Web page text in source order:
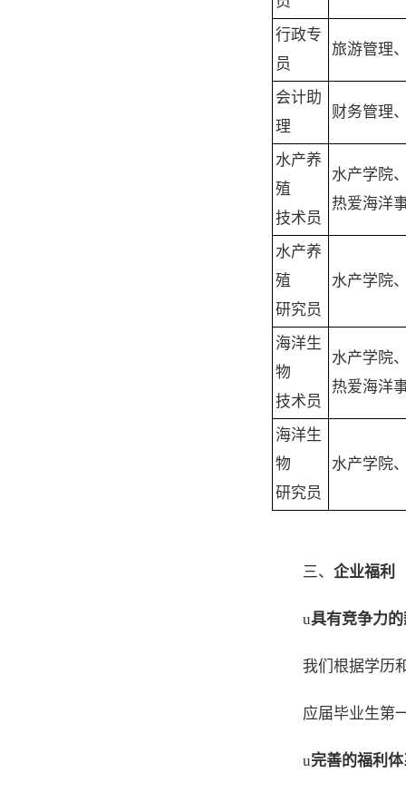
行政专
员
旅游管理
会计助
理
财务管理
水产养
殖
技术员
水产学院
热爱海洋
水产养
殖
研究员
水产学院
海洋生
物
技术员
水产学院
热爱海洋
海洋生
物
研究员
水产学院
三、 企业福利
u具有竞争力
我们根据学历
应届毕业生第
u完善的福利